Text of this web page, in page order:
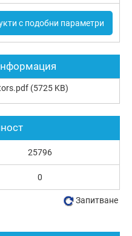
с подобни параметри
(5725 KB)
25796
0
Запитване